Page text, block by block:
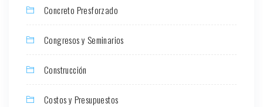
Concreto Presforzado
Congresos y Seminarios
Construcción
Costos y Presupuestos